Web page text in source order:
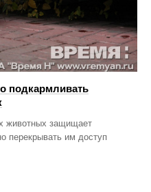
подкармливать
животных защищает
перекрывать им доступ